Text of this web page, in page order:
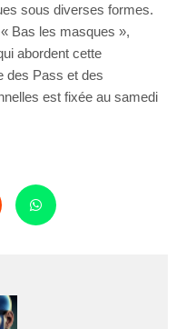
sous diverses formes.
Bas les masques »,
abordent cette
des Pass et des
est fixée au samedi